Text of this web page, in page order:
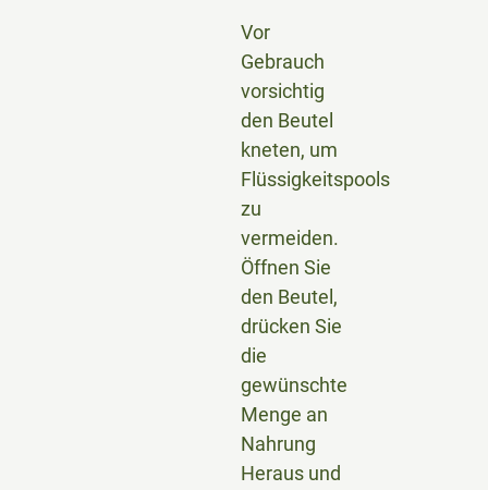
Vor
Gebrauch
vorsichtig
den Beutel
kneten, um
Flüssigkeitspools
zu
vermeiden.
Öffnen Sie
den Beutel,
drücken Sie
die
gewünschte
Menge an
Nahrung
Heraus und